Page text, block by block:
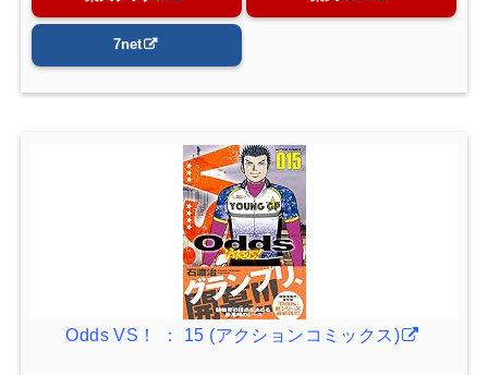
7net
Odds VS！ ： 15 (アクションコミックス)